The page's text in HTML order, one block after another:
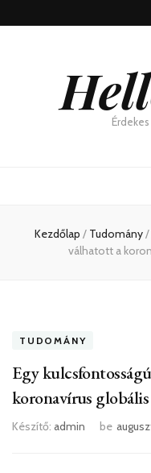
Kezdőlap / Tudomány/
válhatott a
TUDOMÁNY
Egy
koronavírus globális
Készítő: admin be